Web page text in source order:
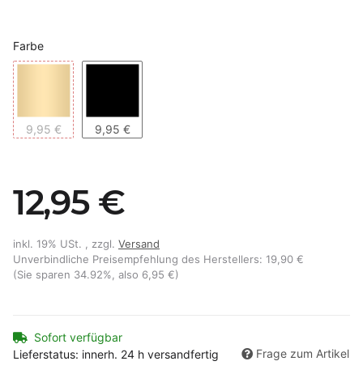
Farbe
Gold
9,95 € Schwarz
9,95 €
12,95 €
inkl. 19% USt. , zzgl. Versand
Unverbindliche Preisempfehlung des Herstellers: 19,90 €
(Sie sparen 34.92% , also 6,95 €)
Sofort verfügbar
Lieferstatus: innerh. 24 h versandfertig
Frage zum Artikel